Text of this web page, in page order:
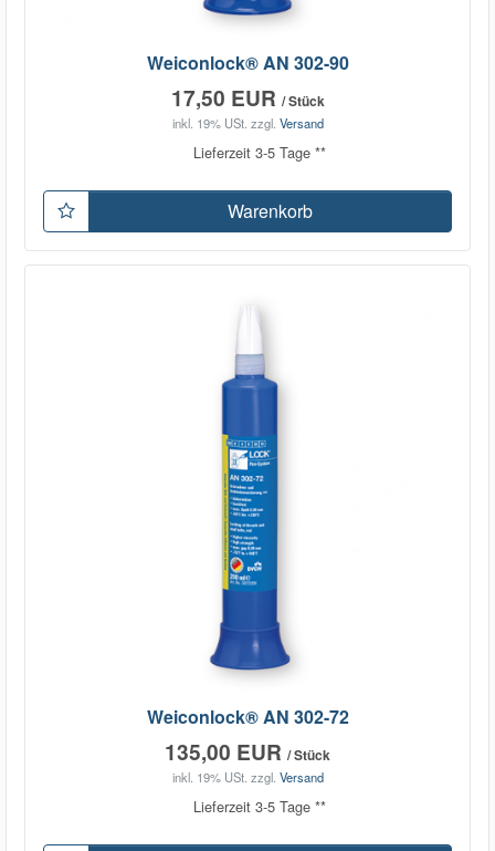
Weiconlock® AN 302-90
17,50 EUR / Stück
inkl. 19% USt. zzgl. Versand
Lieferzeit 3-5 Tage **
Warenkorb
Weiconlock® AN 302-72
135,00 EUR / Stück
inkl. 19% USt. zzgl. Versand
Lieferzeit 3-5 Tage **